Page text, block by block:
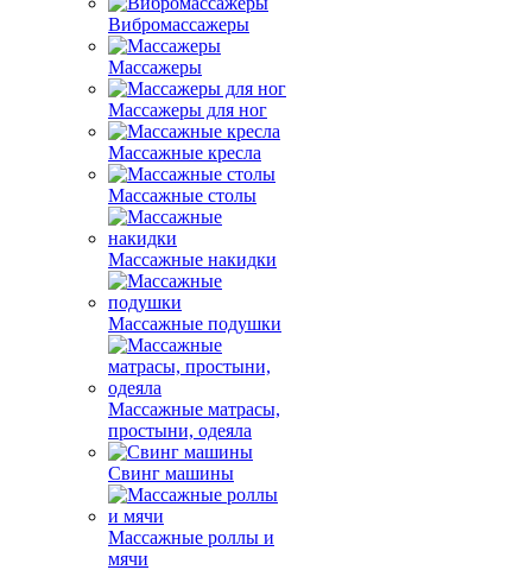
Вибромассажеры
Массажеры
Массажеры для ног
Массажные кресла
Массажные столы
Массажные накидки
Массажные подушки
Массажные матрасы,
простыни, одеяла
Свинг машины
Массажные роллы и
мячи